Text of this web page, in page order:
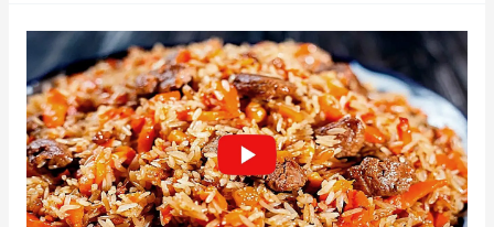
очень
быстро
просто
вкусно